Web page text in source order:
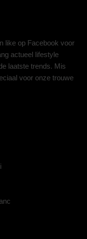
like op Facebook voor
actueel lifestyle
laatste trends. Mis
voor onze trouwe